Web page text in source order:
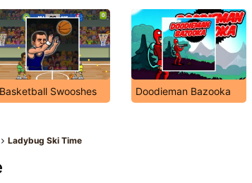
Basketball Swooshes Doodieman Bazooka
Ladybug Ski Time